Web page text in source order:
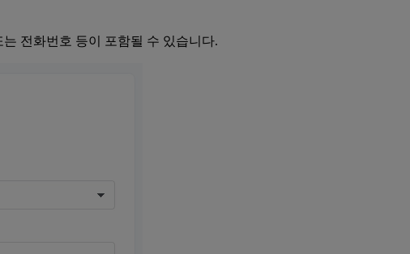
전화번호 등이 포함될 수 있습니다.